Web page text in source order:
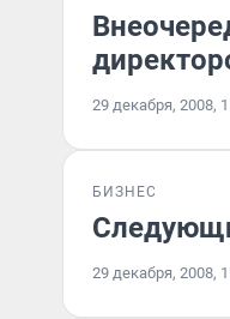
29 декабря, 2008,
БИЗНЕС
29 декабря, 2008,